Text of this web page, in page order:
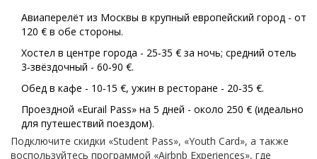
Авиаперелёт из Москвы в крупный европейский город - от
120 € в обе стороны.
Хостел в центре города - 25‑35 € за ночь; средний отель
3‑звёздочный - 60‑90 €.
Обед в кафе - 10‑15 €, ужин в ресторане - 20‑35 €.
Проездной «Eurail Pass» на 5 дней - около 250 € (идеально
для путешествий поездом).
Подключите скидки «Student Pass», «Youth Card», а также
воспользуйтесь программой «Airbnb Experiences», где